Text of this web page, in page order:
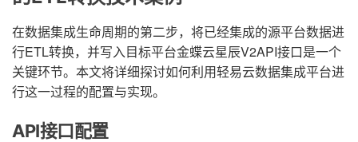
在数据集成生命周期的第二步，将已经集成的源平台数据进
行ETL转换，并写入目标平台金蝶云星辰V2API接口是一个
关键环节。本文将详细探讨如何利用轻易云数据集成平台进
行这一过程的配置与实现。
API接口配置